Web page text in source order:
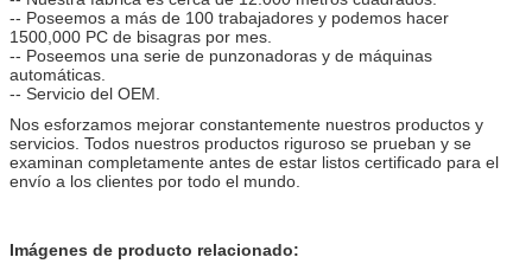
-- Poseemos a más de 100 trabajadores y podemos hacer
1500,000 PC de bisagras por mes.
-- Poseemos una serie de punzonadoras y de máquinas
automáticas.
-- Servicio del OEM.
Nos esforzamos mejorar constantemente nuestros productos y
servicios. Todos nuestros productos riguroso se prueban y se
examinan completamente antes de estar listos certificado para el
envío a los clientes por todo el mundo.
Imágenes de producto relacionado: